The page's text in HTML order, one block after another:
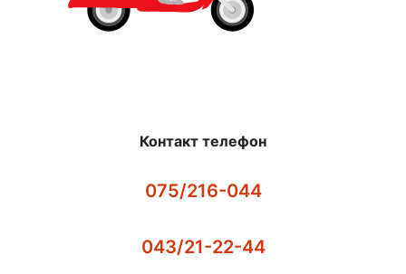
Контакт телефон
075/216-044
043/21-22-44